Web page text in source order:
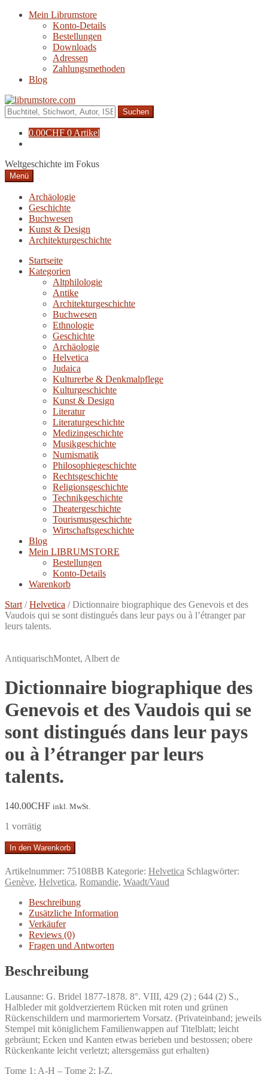
Navigation
Zum
Mein Librumstore
Konto-Details
Bestellungen
Downloads
Adressen
Zahlungsmethoden
Blog
Suche
nach:
0.00CHF 0 Artikel
Weltgeschichte im Fokus
Menü
Archäologie
Geschichte
Buchwesen
Kunst & Design
Architekturgeschichte
Startseite
Kategorien
Altphilologie
Antike
Architekturgeschichte
Buchwesen
Ethnologie
Geschichte
Archäologie
Helvetica
Judaica
Kulturerbe & Denkmalpflege
Kulturgeschichte
Kunst & Design
Literatur
Literaturgeschichte
Medizingeschichte
Musikgeschichte
Numismatik
Philosophiegeschichte
Rechtsgeschichte
Religionsgeschichte
Technikgeschichte
Theatergeschichte
Tourismusgeschichte
Wirtschaftsgeschichte
Blog
Mein LIBRUMSTORE
Bestellungen
Konto-Details
Warenkorb
Start /Helvetica /Dictionnaire biographique des Genevois et des
Vaudois qui se sont distingués dans leur pays ou à l’étranger par
leurs talents.
AntiquarischMontet, Albert de
Dictionnaire biographique des
Genevois et des Vaudois qui se
sont distingués dans leur pays
ou à l’étranger par leurs
talents.
140.00CHF inkl. MwSt.
1 vorrätig
Dictionnaire
biographique
des
Genevois
et
Vaudois
sont
dans
leur
ou
à
l'étranger
par
leurs
talents.
In den Warenkorb
Artikelnummer: 75108BB Kategorie: Helvetica Schlagwörter:
Genève, Helvetica, Romandie, Waadt/Vaud
Beschreibung
Zusätzliche Information
Verkäufer
Reviews (0)
Fragen und Antworten
Beschreibung
Lausanne: G. Bridel 1877-1878. 8°. VIII, 429 (2) ; 644 (2) S.,
Halbleder mit goldverziertem Rücken mit roten und grünen
Rückenschildern und marmoriertem Vorsatz. (Privateinband; jeweils
Stempel mit königlichem Familienwappen auf Titelblatt; leicht
gebräunt; Ecken und Kanten etwas berieben und bestossen; obere
Rückenkante leicht verletzt; altersgemäss gut erhalten)
Tome 1: A-H – Tome 2; I-Z.